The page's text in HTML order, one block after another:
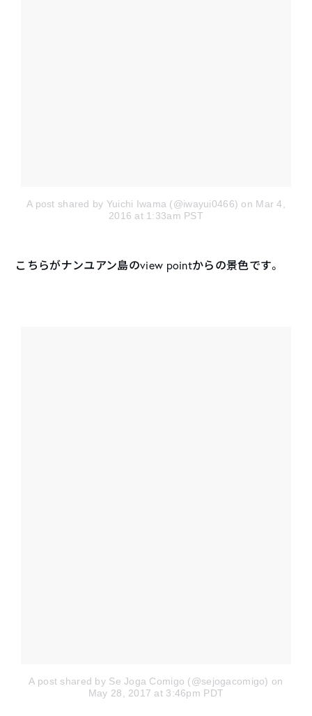
A post shared by Yuichi Iwama (@iwayui0466) on Mar 4,
2016 at 1:33am PST
こちらがナンユアン島のview pointからの景色です。
A post shared by Se Joga Comigo (@sejogacomigo) on
May 28, 2017 at 3:46pm PDT